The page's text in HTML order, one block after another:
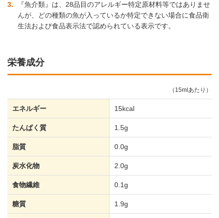
3
『魚介類』は、28品目のアレルギー特定原材料等ではありませ
んが、どの種類の魚が入っているか特定できない場合に食品衛
生法および食品表示法で認められている表示です。
栄養成分
（15mlあたり）
エネルギー 15kcal
たんぱく質 1.5g
脂質 0.0g
炭水化物 2.0g
食物繊維 0.1g
糖質 1.9g